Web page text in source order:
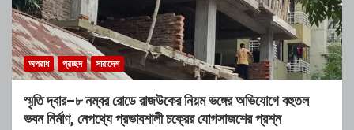
অপরাধ প্রচ্ছদ সারাদেশ
স্মৃতি দ্বার–৮ নম্বর রোডে রাজউকের নিয়ম ভঙ্গের অভিযোগে বহুতল
ভবন নির্মাণ, নেপথ্যে প্রভাবশালী চক্রের যোগসাজশের প্রশ্ন